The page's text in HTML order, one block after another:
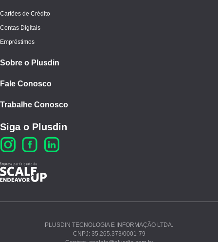
Ao continuar navegando, você concorda com nossos
Cartões de Crédito
Contas Digitais
Empréstimos
Sobre o Plusdin
Fale Conosco
Trabalhe Conosco
Siga o Plusdin
PLUSDIN TECNOLOGIA E INFORMAÇÃO LTDA.
CNPJ: 35.265.373/0001-79